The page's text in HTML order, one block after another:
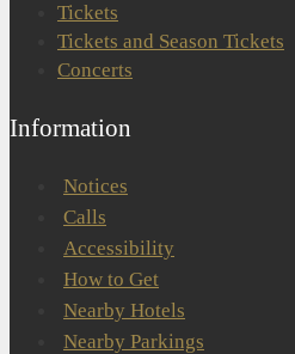
Tickets
Tickets and Season Tickets
Concerts
Information
Notices
Calls
Accessibility
How to Get
Nearby Hotels
Nearby Parkings